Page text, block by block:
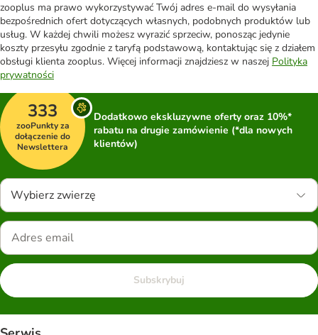
zooplus ma prawo wykorzystywać Twój adres e-mail do wysyłania
bezpośrednich ofert dotyczących własnych, podobnych produktów lub
usług. W każdej chwili możesz wyrazić sprzeciw, ponosząc jedynie
koszty przesyłu zgodnie z taryfą podstawową, kontaktując się z działem
obsługi klienta zooplus. Więcej informacji znajdziesz w naszej Polityka
prywatności
333
zooPunkty za
dołączenie do
Newslettera
Dodatkowo ekskluzywne oferty oraz 10%*
rabatu na drugie zamówienie (*dla nowych
klientów)
Wybierz zwierzę
Subskrybuj